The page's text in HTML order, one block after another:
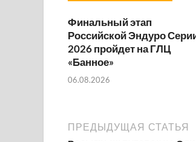
Финальный этап
Российской Эндуро
2026 пройдет на ГЛЦ
«Банное»
06.08.2026
ПРЕДЫДУЩАЯ СТАТЬЯ